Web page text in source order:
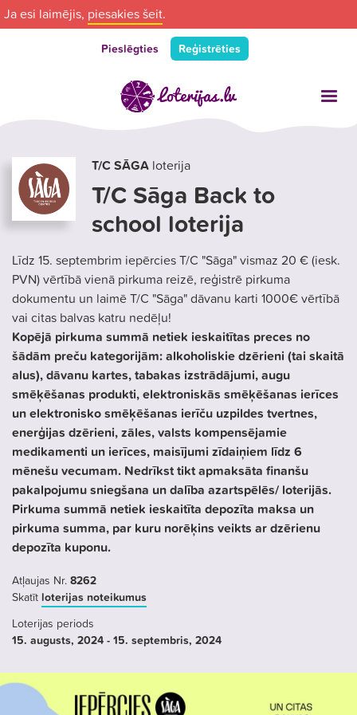
Ja esi laimējis, piesakies šeit.
Pieslēgties Reģistrēties
T/C SĀGA loterija
T/C Sāga Back to
school loterija
Līdz 15. septembrim iepērcies T/C "Sāga" vismaz 20 € (iesk.
PVN) vērtībā vienā pirkuma reizē, reģistrē pirkuma
dokumentu un laimē T/C "Sāga" dāvanu karti 1000€ vērtībā
vai citas balvas katru nedēļu!
Kopējā pirkuma summā netiek ieskaitītas preces no
šādām preču kategorijām: alkoholiskie dzērieni (tai skaitā
alus), dāvanu kartes, tabakas izstrādājumi, augu
smēķēšanas produkti, elektroniskās smēķēšanas ierīces
un elektronisko smēķēšanas ierīču uzpildes tvertnes,
enerģijas dzērieni, zāles, valsts kompensējamie
medikamenti un ierīces, maisījumi zīdaiņiem līdz 6
mēnešu vecumam. Nedrīkst tikt apmaksāta finanšu
pakalpojumu sniegšana un dalība azartspēlēs/ loterijās.
Pirkuma summā netiek ieskaitīta depozīta maksa un
pirkuma summa, par kuru norēķins veikts ar dzērienu
depozīta kuponu.
Atļaujas Nr. 8262
Skatīt loterijas noteikumus
Loterijas periods
15. augusts, 2024 - 15. septembris, 2024